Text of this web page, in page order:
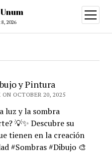
2026
open
menu
y Pintura
OCTOBER 20, 2025
luz y la sombra
💡✨ Descubre su
tienen en la creación
#Sombras #Dibujo 🎨